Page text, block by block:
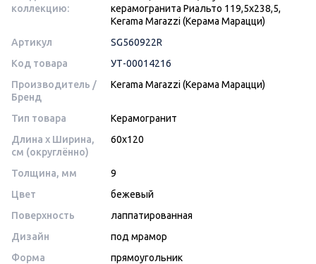
коллекцию:
керамогранита Риальто 119,5х238,5,
Kerama Marazzi (Керама Марацци)
Артикул
SG560922R
Код товара
УТ-00014216
Производитель /
Бренд
Kerama Marazzi (Керама Марацци)
Тип товара
Керамогранит
Длина x Ширина,
см (округлённо)
60x120
Толщина, мм
9
Цвет
бежевый
Поверхность
лаппатированная
Дизайн
под мрамор
Форма
прямоугольник